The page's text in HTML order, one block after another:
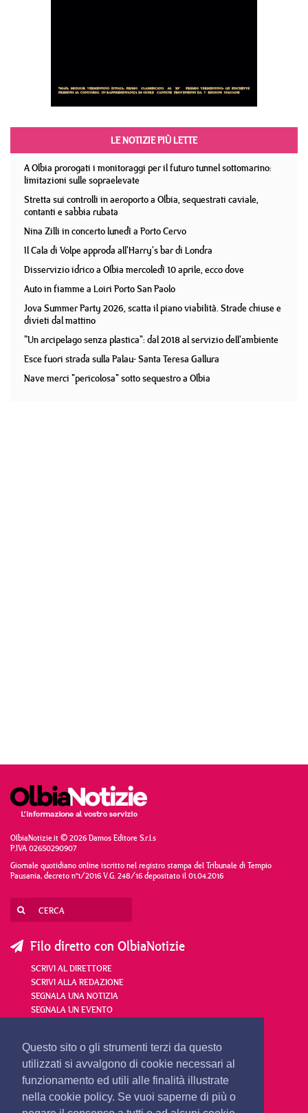
Questo sito o gli strumenti terzi da questo
utilizzati si avvalgono di cookie necessari al
funzionamento ed utili alle finalità illustrate
nella cookie policy. Se vuoi saperne di più o
LE NOTIZIE PIÙ LETTE
A Olbia prorogati i monitoraggi per il futuro tunnel sottomarino:
limitazioni sulle sopraelevate
Stretta sui controlli in aeroporto a Olbia, sequestrati caviale,
contanti e sabbia rubata
Nina Zilli in concerto lunedì a Porto Cervo
Il Cala di Volpe approda all'Harry's bar di Londra
Disservizio idrico a Olbia mercoledì 10 aprile, ecco dove
Auto in fiamme a Loiri Porto San Paolo
Jova Summer Party 2026, scatta il piano viabilità. Strade chiuse e
divieti dal mattino
"Un arcipelago senza plastica": dal 2018 al servizio dell'ambiente
Esce fuori strada sulla Palau- Santa Teresa Gallura
Nave merci "pericolosa" sotto sequestro a Olbia
OlbiaNotizie.it © 2026 Damos Editore S.r.l.s
P.IVA 02650290907
Giornale quotidiano online iscritto nel registro stampa del Tribunale di Tempio
Pausania, decreto n°1/2016 V.G. 248/16 depositato il 01.04.2016
Filo diretto con OlbiaNotizie
SCRIVI AL DIRETTORE
SCRIVI ALLA REDAZIONE
SEGNALA UNA NOTIZIA
SEGNALA UN EVENTO
redazione@olbianotizie.it